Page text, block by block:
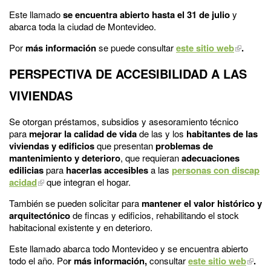
Este llamadose encuentra abierto hasta el 31 de julioy
abarca toda la ciudad de Montevideo.
Pormás informaciónse puede consultareste sitio web .
PERSPECTIVA DE ACCESIBILIDAD A LAS
VIVIENDAS
Se otorgan préstamos, subsidios y asesoramiento técnico
paramejorar la calidad de vidade las y los habitantes de las
viviendas y edificiosque presentanproblemas de
mantenimiento y deterioro, que requieranadecuaciones
ediliciaspara hacerlas accesiblesa las personas con discap
acidad
que integran el hogar.
También se pueden solicitar paramantener el valor histórico y
arquitectónicode fincas y edificios, rehabilitando el stock
habitacional existente y en deterioro.
Este llamado abarca todo Montevideo y se encuentra abierto
todo el año. Por más información,consultareste sitio web .